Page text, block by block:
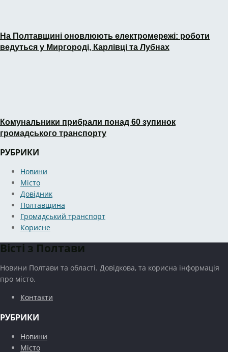
На Полтавщині оновлюють електромережі: роботи
ведуться у Миргороді, Карлівці та Лубнах
Комунальники прибрали понад 60 зупинок
громадського транспорту
РУБРИКИ
Новини
Місто
Довідник
Полтавщина
Громадський транспорт
Корисне
Вісті з Полтави
Новини Полтави та області. Довідкова, та корисна інформація
про місто.
Контакти
РУБРИКИ
Новини
Місто